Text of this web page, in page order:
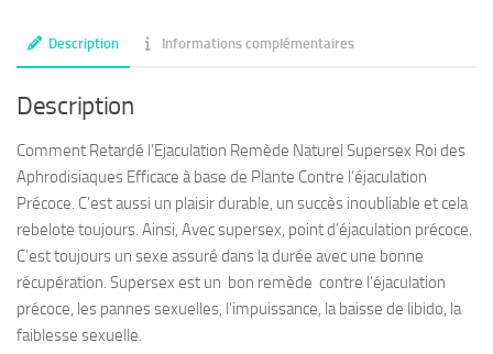
Description Informations complémentaires
Description
Comment Retardé l’Ejaculation Remède Naturel Supersex Roi des
Aphrodisiaques Efficace à base de Plante Contre l’éjaculation
Précoce. C’est aussi un plaisir durable, un succès inoubliable et cela
rebelote toujours. Ainsi, Avec supersex, point d’éjaculation précoce.
C’est toujours un sexe assuré dans la durée avec une bonne
récupération. Supersex est un bon remède contre l’éjaculation
précoce, les pannes sexuelles, l’impuissance, la baisse de libido, la
faiblesse sexuelle.